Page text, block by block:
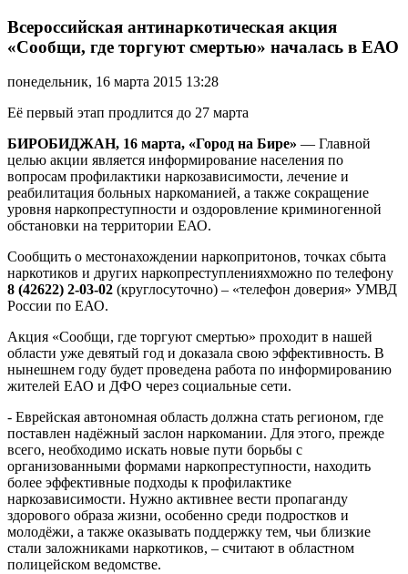
антинаркотическая
акция
«Сообщи,
торгуют
смертью»
началась
в
ЕАО
Всероссийская антинаркотическая акция
«Сообщи, где торгуют смертью» началась в ЕАО
понедельник, 16 марта 2015 13:28
Её первый этап продлится до 27 марта
БИРОБИДЖАН, 16 марта, «Город на Бире» — Главной
целью акции является информирование населения по
вопросам профилактики наркозависимости, лечение и
реабилитация больных наркоманией, а также сокращение
уровня наркопреступности и оздоровление криминогенной
обстановки на территории ЕАО.
Сообщить о местонахождении наркопритонов, точках сбыта
наркотиков и других наркопреступленияхможно по телефону
8 (42622) 2-03-02 (круглосуточно) – «телефон доверия» УМВД
России по ЕАО.
Акция «Сообщи, где торгуют смертью» проходит в нашей
области уже девятый год и доказала свою эффективность. В
нынешнем году будет проведена работа по информированию
жителей ЕАО и ДФО через социальные сети.
- Еврейская автономная область должна стать регионом, где
поставлен надёжный заслон наркомании. Для этого, прежде
всего, необходимо искать новые пути борьбы с
организованными формами наркопреступности, находить
более эффективные подходы к профилактике
наркозависимости. Нужно активнее вести пропаганду
здорового образа жизни, особенно среди подростков и
молодёжи, а также оказывать поддержку тем, чьи близкие
стали заложниками наркотиков, – считают в областном
полицейском ведомстве.